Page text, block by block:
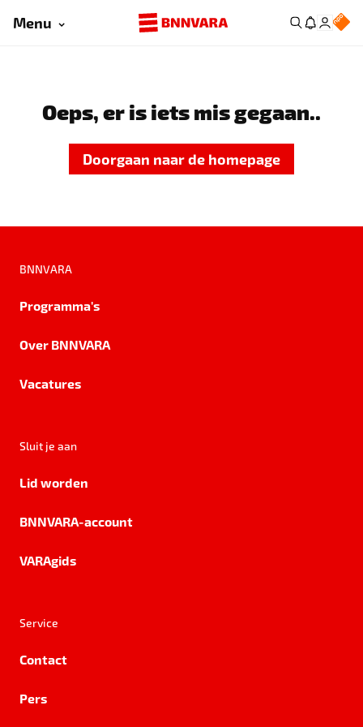
Menu
Oeps, er is iets mis gegaan..
Doorgaan naar de homepage
BNNVARA
Programma's
Over BNNVARA
Vacatures
Sluit je aan
Lid worden
BNNVARA-account
VARAgids
Service
Contact
Pers